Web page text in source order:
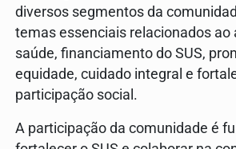
diversos segmentos da
temas essenciais relacionados
saúde, financiamento do SUS,
equidade, cuidado integral e
participação social.
A participação da comunidade é